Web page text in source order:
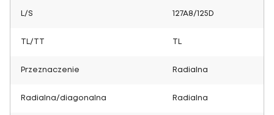
L/S 127A8/125D
TL/TT
Przeznaczenie Radialna
Radialna/diagonalna Radialna